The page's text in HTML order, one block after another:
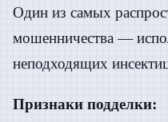
Один из самых
мошенничества —
неподходящих
Признаки подделки: